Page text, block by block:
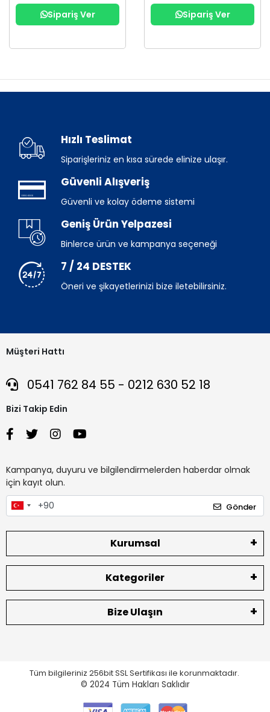
Sipariş Ver Sipariş Ver
Hızlı Teslimat
Siparişleriniz en kısa sürede elinize ulaşır.
Güvenli Alışveriş
Güvenli ve kolay ödeme sistemi
Geniş Ürün Yelpazesi
Binlerce ürün ve kampanya seçeneği
7 / 24 DESTEK
Öneri ve şikayetlerinizi bize iletebilirsiniz.
Müşteri Hattı
0541 762 84 55 - 0212 630 52 18
Bizi Takip Edin
Kampanya, duyuru ve bilgilendirmelerden haberdar olmak
için kayıt olun.
Gönder
Kurumsal
Kategoriler
Bize Ulaşın
Tüm bilgileriniz 256bit SSL Sertifikası ile korunmaktadır.
© 2024 Tüm Hakları Saklıdır